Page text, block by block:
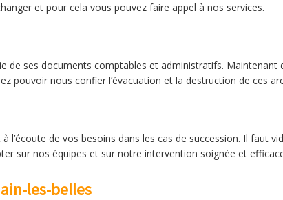
et pour cela vous pouvez faire appel à nos services.
de ses documents comptables et administratifs.
pouvoir nous confier l’évacuation et la destruction de ces
l’écoute de vos besoins dans les cas de succession. Il faut
sur nos équipes et sur notre intervention soignée et
les-belles